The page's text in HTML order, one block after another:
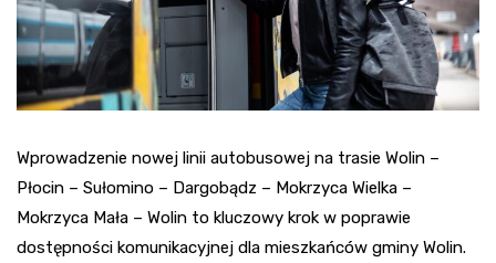
Wprowadzenie nowej linii autobusowej na trasie Wolin –
Płocin – Sułomino – Dargobądz – Mokrzyca Wielka –
Mokrzyca Mała – Wolin to kluczowy krok w poprawie
dostępności komunikacyjnej dla mieszkańców gminy Wolin.